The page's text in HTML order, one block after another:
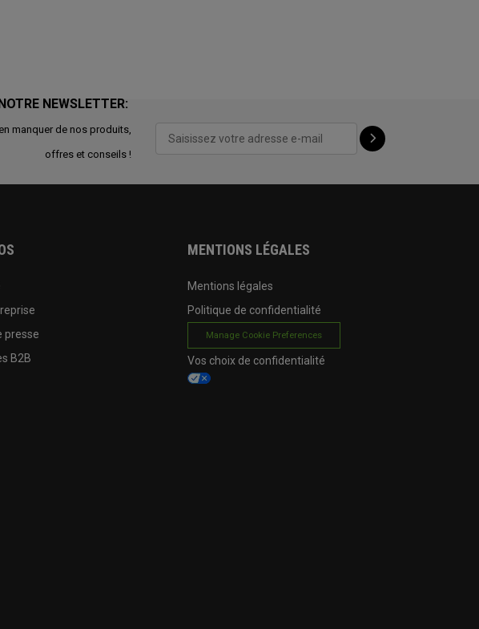
NEWSLETTER:
manquer de nos produits,
offres et conseils !
presse
B2B
MENTIONS LÉGALES
Mentions légales
Politique de confidentialité
Manage Cookie Preferences
Vos choix de confidentialité